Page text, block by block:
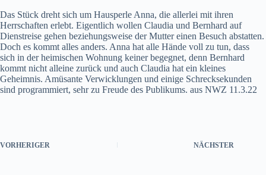
Das Stück dreht sich um Hausperle Anna, die allerlei mit ihren
Herrschaften erlebt. Eigentlich wollen Claudia und Bernhard auf
Dienstreise gehen beziehungsweise der Mutter einen Besuch abstatten.
Doch es kommt alles anders. Anna hat alle Hände voll zu tun, dass
sich in der heimischen Wohnung keiner begegnet, denn Bernhard
kommt nicht alleine zurück und auch Claudia hat ein kleines
Geheimnis. Amüsante Verwicklungen und einige Schrecksekunden
sind programmiert, sehr zu Freude des Publikums. aus NWZ 11.3.22
VORHERIGER NÄCHSTER